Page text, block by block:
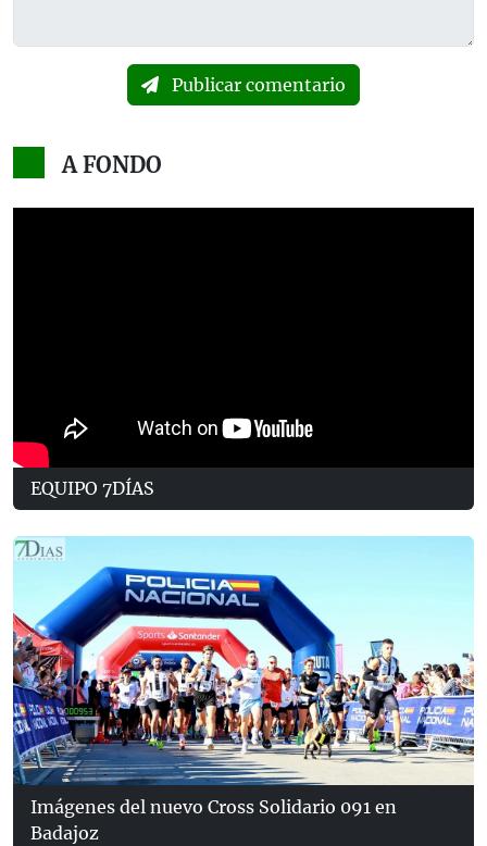
Publicar comentario
A FONDO
EQUIPO 7DÍAS
Imágenes del nuevo Cross Solidario 091 en
Badajoz